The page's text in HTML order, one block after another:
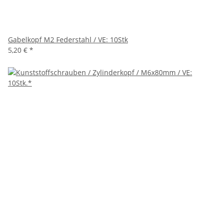
Gabelkopf M2 Federstahl / VE: 10Stk
5,20 € *